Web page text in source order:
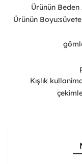
Ürünün Beden
Ürünün
Kışlık